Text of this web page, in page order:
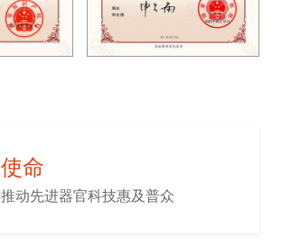
使命
推动先进器官科技惠及普众